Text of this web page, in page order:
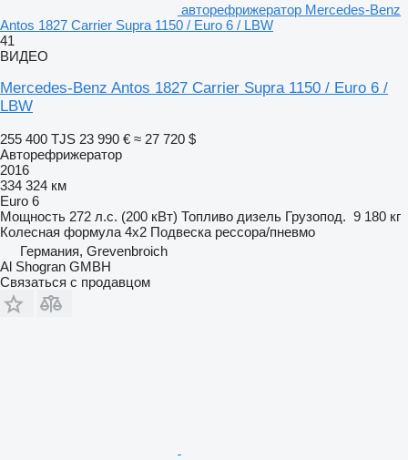
авторефрижератор Mercedes-Benz
Antos 1827 Carrier Supra 1150 / Euro 6 / LBW
41
ВИДЕО
Mercedes-Benz Antos 1827 Carrier Supra 1150 / Euro 6 /
LBW
255 400 TJS 23 990 € ≈ 27 720 $
Авторефрижератор
2016
334 324 км
Euro 6
Мощность 272 л.с. (200 кВт) Топливо дизель Грузопод. 9 180 кг
Колесная формула 4x2 Подвеска рессора/пневмо
Германия, Grevenbroich
Al Shogran GMBH
Связаться с продавцом